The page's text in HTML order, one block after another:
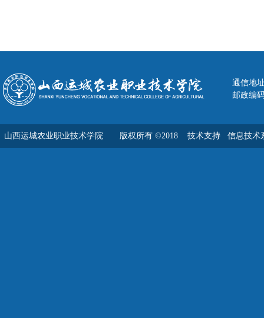
通信地
邮政编
山西运城农业职业技术学院 版权所有 ©2018 技术支持 信息技术